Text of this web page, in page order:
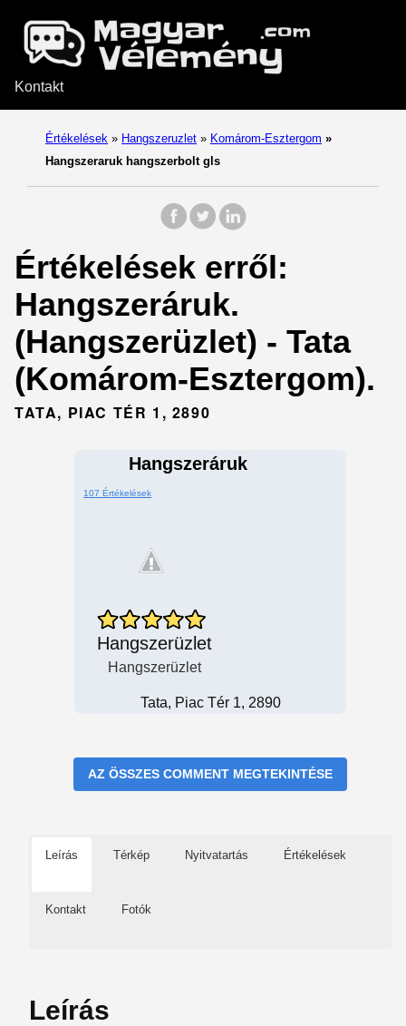
Kontakt
Értékelések » Hangszeruzlet » Komárom-Esztergom »
Hangszeraruk hangszerbolt gls
Értékelések erről:
Hangszeráruk.
(Hangszerüzlet) - Tata
(Komárom-Esztergom).
TATA, PIAC TÉR 1, 2890
Hangszeráruk
107 Értékelések
Hangszerüzlet
Hangszerüzlet
Tata, Piac Tér 1, 2890
AZ ÖSSZES COMMENT MEGTEKINTÉSE
Leírás Térkép Nyitvatartás Értékelések
Kontakt Fotók
Leírás